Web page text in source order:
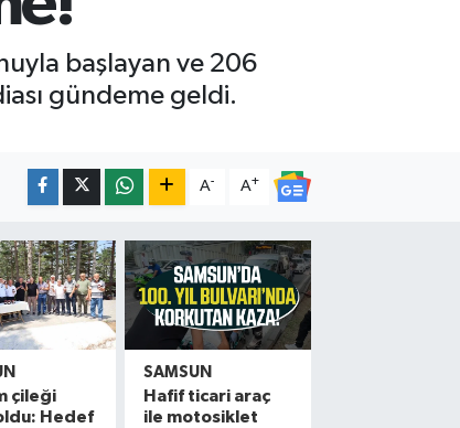
başlayan ve 206
gündeme geldi.
A- A+
çileği
Hedef
SAMSUN
Hafif ticari araç
ile motosiklet